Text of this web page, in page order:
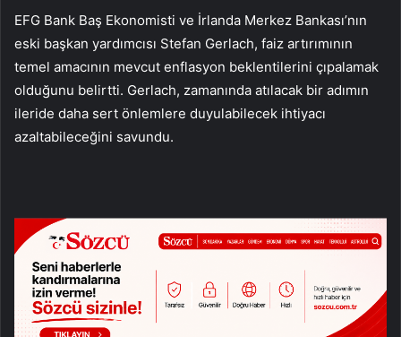
EFG Bank Baş Ekonomisti ve İrlanda Merkez Bankası’nın
eski başkan yardımcısı Stefan Gerlach, faiz artırımının
temel amacının mevcut enflasyon beklentilerini çıpalamak
olduğunu belirtti. Gerlach, zamanında atılacak bir adımın
ileride daha sert önlemlere duyulabilecek ihtiyacı
azaltabileceğini savundu.